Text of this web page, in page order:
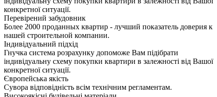
конкретної ситуації.
Перевірений забудовник
Более 2000 проданных квартир - лучший показатель доверия к
нашей строительной компании.
Індивідуальний підхід
Гнучка система розрахунку допоможе Вам підібрати
індивідуальну схему покупки квартири в залежності від Вашої
конкретної ситуації.
Європейська якість
Сувора відповідність всім технічним регламентам.